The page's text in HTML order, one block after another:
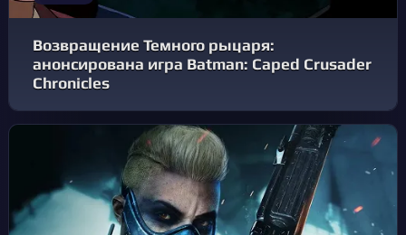
Возвращение Темного рыцаря:
анонсирована игра Batman: Caped Crusader
Chronicles